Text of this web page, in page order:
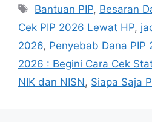
Tag
Bantuan PIP, Besaran
Cek PIP 2026 Lewat HP,
2026, Penyebab Dana PIP
2026 : Begini Cara Cek
NIK dan NISN, Siapa Saja